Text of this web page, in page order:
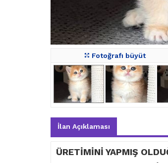
Fotoğrafı büyüt
İlan Açıklaması
ÜRETİMİNİ YAPMIŞ